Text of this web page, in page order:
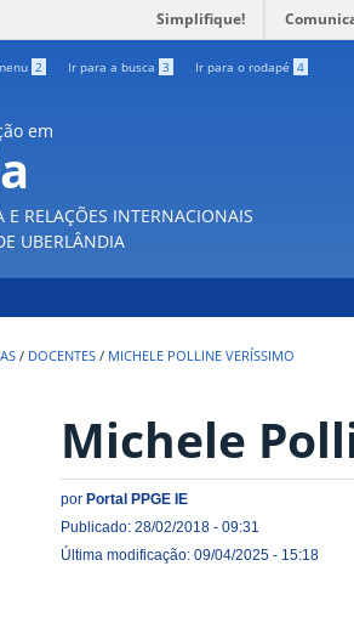
Simplifique!
2 Ir para a busca 3 Ir para o rodapé 4
em
RELAÇÕES INTERNACIONAIS
UBERLÂNDIA
/ DOCENTES / MICHELE POLLINE VERÍSSIMO
Michele
por Portal PPGE IE
Publicado: 28/02/2018 - 09:31
Última modificação: 09/04/2025 - 15:18